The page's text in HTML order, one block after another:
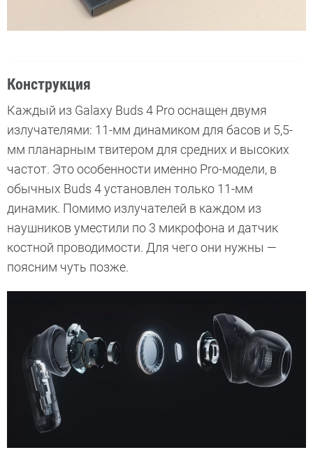
Конструкция
Каждый из Galaxy Buds 4 Pro оснащен двумя
излучателями: 11-мм динамиком для басов и 5,5-
мм планарным твитером для средних и высоких
частот. Это особенности именно Pro-модели, в
обычных Buds 4 установлен только 11-мм
динамик. Помимо излучателей в каждом из
наушников уместили по 3 микрофона и датчик
костной проводимости. Для чего они нужны —
поясним чуть позже.